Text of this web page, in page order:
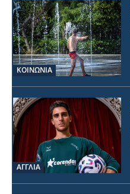
ΚΟΙΝΩΝΙΑ
ΑΓΓΛΙΑ